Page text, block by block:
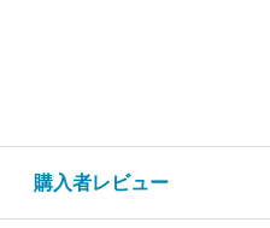
購入者レビュー